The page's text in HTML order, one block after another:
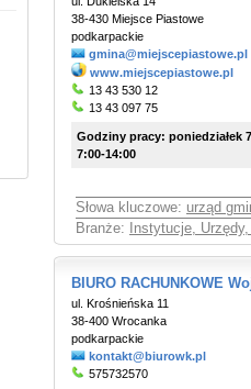
38-430 Miejsce Piastowe
podkarpackie
gmina@miejscepiastowe.pl
www.miejscepiastowe.pl
13 43 530 12
13 43 097 75
Godziny pracy: poniedziałek
7:00-14:00
Słowa kluczowe: urząd
Branże:
Instytucje,
BIURO RACHUNKOWE
ul. Krośnieńska 11
38-400 Wrocanka
podkarpackie
kontakt@biurowk.pl
575732570